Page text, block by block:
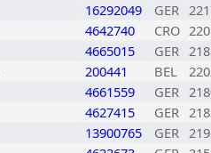
16292049 GER
4642740 CRO
4665015 GER
200441 BEL
4661559 GER
4627415 GER
13900765 GER